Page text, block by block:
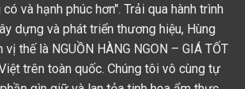
và hạnh phúc hơn". Trải qua hành trình
dựng và phát triển thương hiệu, Hùng
thế là NGUỒN HÀNG NGON – GIÁ TỐT
trên toàn quốc. Chúng tôi vô cùng tự